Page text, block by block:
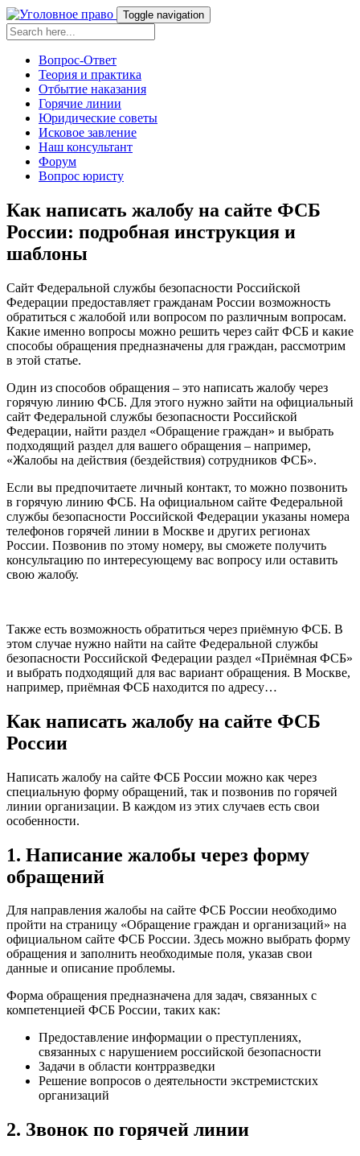
Toggle navigation
Вопрос-Ответ
Теория и практика
Отбытие наказания
Горячие линии
Юридические советы
Исковое завление
Наш консультант
Форум
Вопрос юристу
Как написать жалобу на сайте ФСБ
России: подробная инструкция и
шаблоны
Сайт Федеральной службы безопасности Российской
Федерации предоставляет гражданам России возможность
обратиться с жалобой или вопросом по различным вопросам.
Какие именно вопросы можно решить через сайт ФСБ и какие
способы обращения предназначены для граждан, рассмотрим
в этой статье.
Один из способов обращения – это написать жалобу через
горячую линию ФСБ. Для этого нужно зайти на официальный
сайт Федеральной службы безопасности Российской
Федерации, найти раздел «Обращение граждан» и выбрать
подходящий раздел для вашего обращения – например,
«Жалобы на действия (бездействия) сотрудников ФСБ».
Если вы предпочитаете личный контакт, то можно позвонить
в горячую линию ФСБ. На официальном сайте Федеральной
службы безопасности Российской Федерации указаны номера
телефонов горячей линии в Москве и других регионах
России. Позвонив по этому номеру, вы сможете получить
консультацию по интересующему вас вопросу или оставить
свою жалобу.
Также есть возможность обратиться через приёмную ФСБ. В
этом случае нужно найти на сайте Федеральной службы
безопасности Российской Федерации раздел «Приёмная ФСБ»
и выбрать подходящий для вас вариант обращения. В Москве,
например, приёмная ФСБ находится по адресу…
Как написать жалобу на сайте ФСБ
России
Написать жалобу на сайте ФСБ России можно как через
специальную форму обращений, так и позвонив по горячей
линии организации. В каждом из этих случаев есть свои
особенности.
1. Написание жалобы через форму
обращений
Для направления жалобы на сайте ФСБ России необходимо
пройти на страницу «Обращение граждан и организаций» на
официальном сайте ФСБ России. Здесь можно выбрать форму
обращения и заполнить необходимые поля, указав свои
данные и описание проблемы.
Форма обращения предназначена для задач, связанных с
компетенцией ФСБ России, таких как:
Предоставление информации о преступлениях,
связанных с нарушением российской безопасности
Задачи в области контрразведки
Решение вопросов о деятельности экстремистских
организаций
2. Звонок по горячей линии